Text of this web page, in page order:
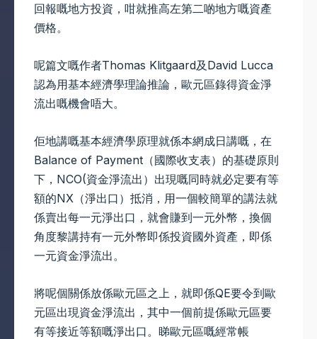
回報嘅地方投資，咁就推高左第二啲地方嘅資產
價格。
呢篇文嘅作者Thomas Klitgaard及David Lucca
認為用基本經濟學理論推論，歐元區錄得資金淨
流出嘅機會唔大。
佢地講嘅基本經濟學原理就係本網成日講嘅，在
Balance of Payment（國際收支表）的基礎原則
下，NCO(資金淨流出）出現嘅同時就必定要有等
額的NX（淨出口）抵消，用一個較簡單的講法就
係賣出每一元淨出口，就會賺到一元外幣，換個
角度黎講持有一元外幣即係投資國外資產，即係
一元資金淨流出。
將呢個關係放係歐元區之上，就即係QE要令到歐
元區出現資金淨流出，其中一個前提係歐元區要
有等接近等額嘅淨出口。睇歐元區嘅經常帳